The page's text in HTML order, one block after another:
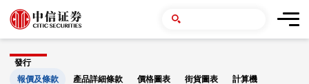
發行
報價及條款
產品詳細條款 價格圖表 街貨圖表 計算機